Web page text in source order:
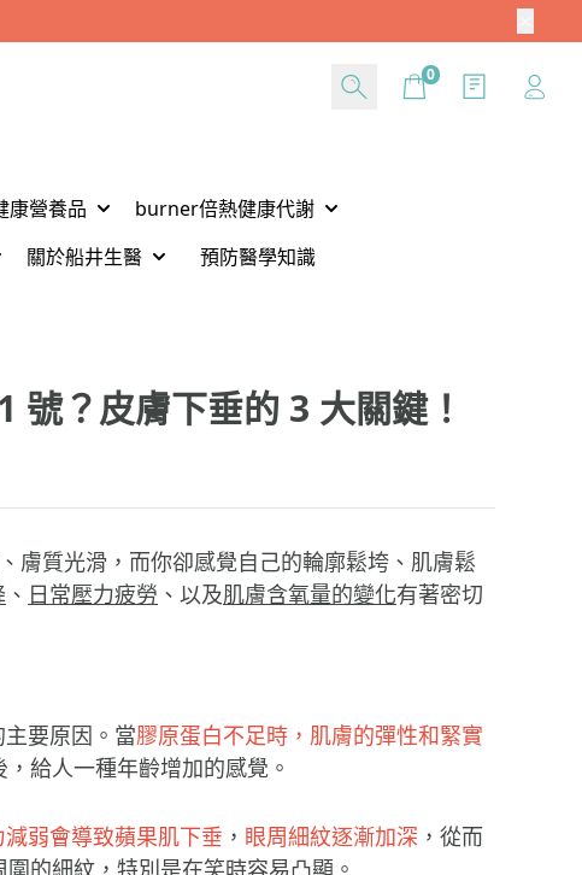
Cart0
康營養品
burner倍熱健康代謝
關於船井生醫
預防醫學知識
號？皮膚下垂的 3 大關鍵！
膚質光滑，而你卻感覺自己的輪廓鬆垮、肌膚鬆
、 日常壓力疲勞 、以及肌膚含氧量的變化有著密切
要原因。當膠原蛋白不足時，肌膚的彈性和緊實
給人一種年齡增加的感覺。
弱會導致蘋果肌下垂 ， 眼周細紋逐漸加深 ，從而
的細紋，特別是在笑時容易凸顯。